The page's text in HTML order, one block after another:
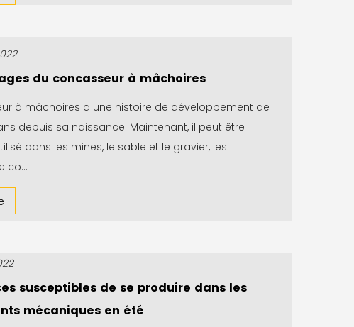
du concasseur à mâchoires
à mâchoires a une histoire de développement de
depuis sa naissance. Maintenant, il peut être
dans les mines, le sable et le gravier, les
co...
susceptibles de se produire dans les
mécaniques en été